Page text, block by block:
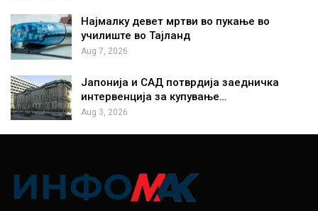
Најмалку девет мртви во пукање во
училиште во Тајланд
Aug 7, 2026
Јапонија и САД потврдија заедничка
интервенција за купување…
Aug 3, 2026